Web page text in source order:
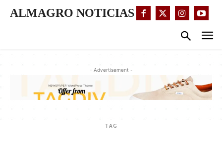
ALMAGRO NOTICIAS
- Advertisement -
TAG